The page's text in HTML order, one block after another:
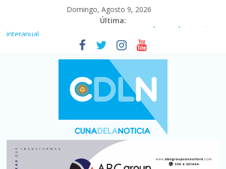
Domingo, Agosto 9, 2026
Última:
Fuerte caída de la venta de autos usados en julio: bajó un 12,6%
Central venció 1 a 0 al River de Coudet en el Monumental
La morosidad alcanzó su nivel más alto en dos décadas y ya
afecta a 400 mil deudores en Santa Fe
Desde que asumió Milei cerraron 41.000 kioscos: el sector
denuncia crisis como en 2001
Vacaciones de invierno con más movimiento y consumo
turístico: 4,6 millones de personas viajaron por el país, un 5,9%